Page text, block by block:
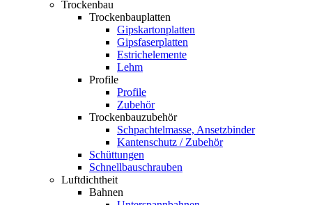
Trockenbau
Trockenbauplatten
Gipskartonplatten
Gipsfaserplatten
Estrichelemente
Lehm
Profile
Profile
Zubehör
Trockenbauzubehör
Schpachtelmasse, Ansetzbinder
Kantenschutz / Zubehör
Schüttungen
Schnellbauschrauben
Luftdichtheit
Bahnen